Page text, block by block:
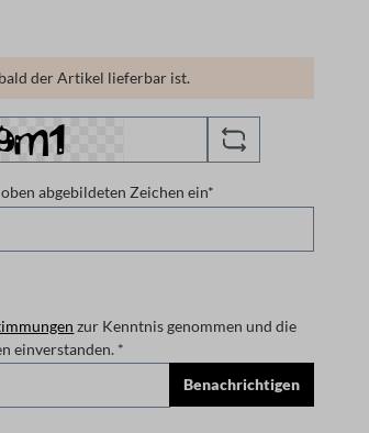
der Artikel lieferbar ist.
abgebildeten Zeichen ein*
zur Kenntnis genommen und die
gelesen und bin mit ihnen einverstanden. *
Benachrichtigen